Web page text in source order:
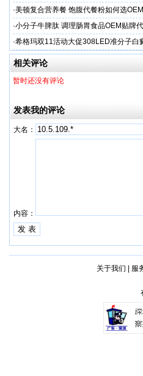
务商
·美顿复合营养餐 饱腹代餐粉如何选
·小分子牛脾肽 调理肠胃食品OEM贴牌
厂家
·希格玛双11活动大促308LED准分子白
光疗仪促销
相关评论
暂时还没有评论
发表我的评论
大名：
内容：
关于我们 服